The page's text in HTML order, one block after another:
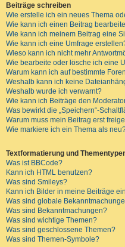
Beiträge schreiben
Wie erstelle ich ein neues Thema
Wie kann ich einen Beitrag
Wie kann ich meinem Beitrag eine
Wie kann ich eine Umfrage
Wieso kann ich nicht mehr
Wie bearbeite oder lösche ich eine
Warum kann ich auf bestimmte
Weshalb kann ich keine
Weshalb wurde ich verwarnt?
Wie kann ich Beiträge den
Was bewirkt die „Speichern“-
Warum muss mein Beitrag erst
Wie markiere ich ein Thema als
Textformatierung und
Was ist BBCode?
Kann ich HTML benutzen?
Was sind Smileys?
Kann ich Bilder in meine Beiträge
Was sind globale
Was sind Bekanntmachungen?
Was sind wichtige Themen?
Was sind geschlossene Themen?
Was sind Themen-Symbole?